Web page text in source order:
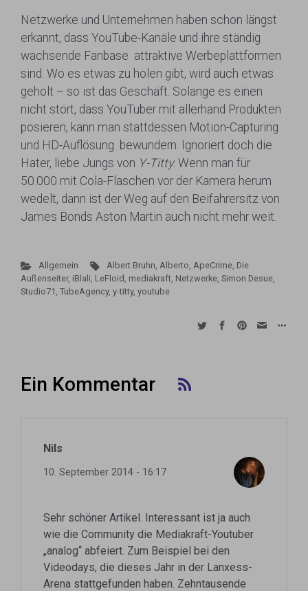
Netzwerke und Unternehmen haben schon längst
erkannt, dass YouTube-Kanäle und ihre ständig
wachsende Fanbase attraktive Werbeplattformen
sind. Wo es etwas zu holen gibt, wird auch etwas
geholt – so ist das Geschäft. Solange es einen
nicht stört, dass YouTuber mit allerhand Produkten
posieren, kann man stattdessen Motion-Capturing
und HD-Auflösung bewundern. Ignoriert doch die
Hater, liebe Jungs von Y-Titty: Wenn man für
50.000 mit Cola-Flaschen vor der Kamera herum
wedelt, dann ist der Weg auf den Beifahrersitz von
James Bonds Aston Martin auch nicht mehr weit.
Allgemein Albert Bruhn,Alberto,ApeCrime, Die
Außenseiter, iBlali, LeFloid , mediakraft, Netzwerke, Simon Desue,
Studio71 , TubeAgency, y-titty, youtube
Ein Kommentar
Nils
10. September 2014 - 16:17
Sehr schöner Artikel. Interessant ist ja auch
wie die Community die Mediakraft-Youtuber
„analog“ abfeiert. Zum Beispiel bei den
Videodays, die dieses Jahr in der Lanxess-
Arena stattgefunden haben. Zehntausende